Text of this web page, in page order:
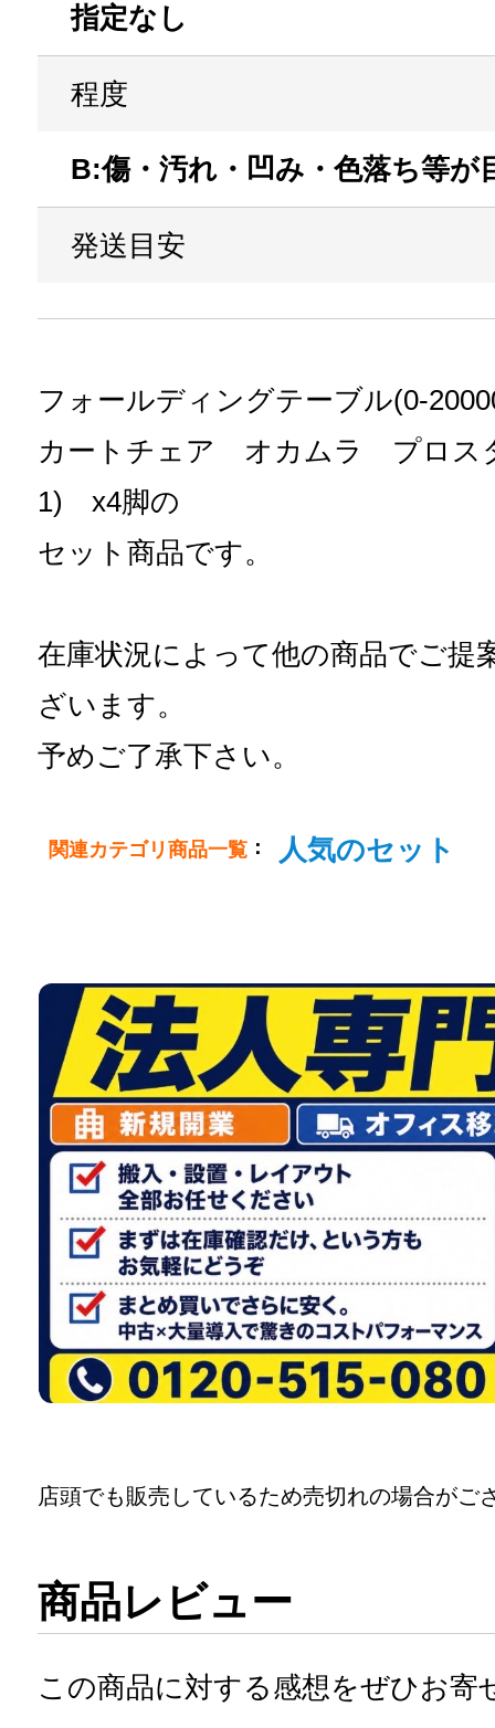
指定なし
程度
B:傷・汚れ・凹み・色落ち等が
発送目安
フォールディングテーブル(0-
カートチェア オカムラ プロス
1) x4脚の
セット商品です。
在庫状況によって他の商品でご提
ざいます。
予めご了承下さい。
関連カテゴリ商品一覧 ： 人気のセット
店頭でも販売しているため売切れの場合がご
商品レビュー
この商品に対する感想をぜひお寄